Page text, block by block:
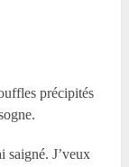
précipités
saigné. J’veux